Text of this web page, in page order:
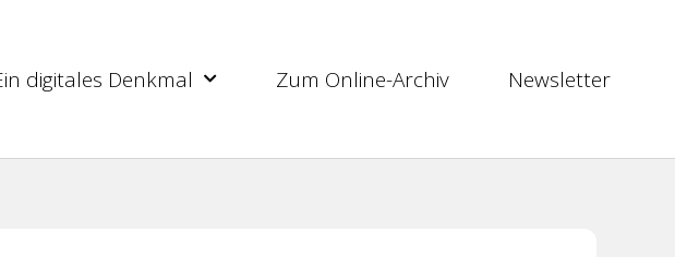
digitales Denkmal Zum Online-Archiv Newsletter